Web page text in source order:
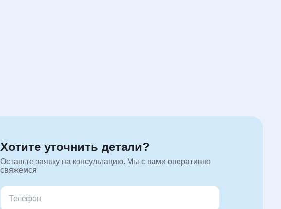
Хотите уточнить детали?
Оставьте заявку на консультацию. Мы с вами оперативно
свяжемся